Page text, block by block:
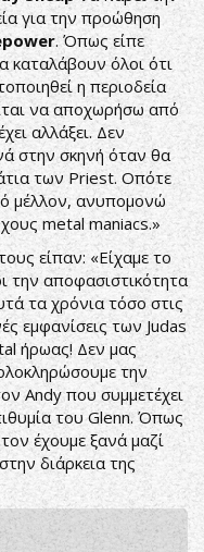
για την προώθηση
. Όπως είπε
καταλάβουν όλοι ότι
η περιοδεία
να αποχωρήσω από
αλλάξει. Δεν
στην σκηνή όταν θα
των Priest. Οπότε
μέλλον, ανυπομονώ
metal maniacs.»
είπαν: «Είχαμε το
την αποφασιστικότητα
τα χρόνια τόσο στις
εμφανίσεις των Judas
ήρωας! Δεν μας
την
Andy που συμμετέχει
του Glenn. Όπως
έχουμε ξανά μαζί
διάρκεια της